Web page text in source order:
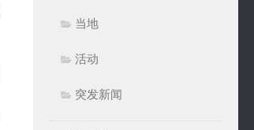
当地
活动
突发新闻